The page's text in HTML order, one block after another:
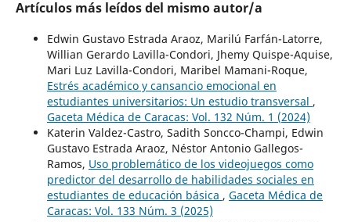
Artículos más leídos del mismo autor/a
Edwin Gustavo Estrada Araoz, Marilú Farfán-Latorre,
Willian Gerardo Lavilla-Condori, Jhemy Quispe-Aquise,
Mari Luz Lavilla-Condori, Maribel Mamani-Roque,
Estrés académico y cansancio emocional en
estudiantes universitarios: Un estudio transversal ,
Gaceta Médica de Caracas: Vol. 132 Núm. 1 (2024)
Katerin Valdez-Castro, Sadith Soncco-Champi, Edwin
Gustavo Estrada Araoz, Néstor Antonio Gallegos-
Ramos, Uso problemático de los videojuegos como
predictor del desarrollo de habilidades sociales en
estudiantes de educación básica , Gaceta Médica de
Caracas: Vol. 133 Núm. 3 (2025)